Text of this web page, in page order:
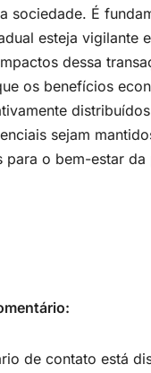
sociedade. É
esteja vigilante
dessa
os benefícios
sejam
para o bem-estar da
de contato está